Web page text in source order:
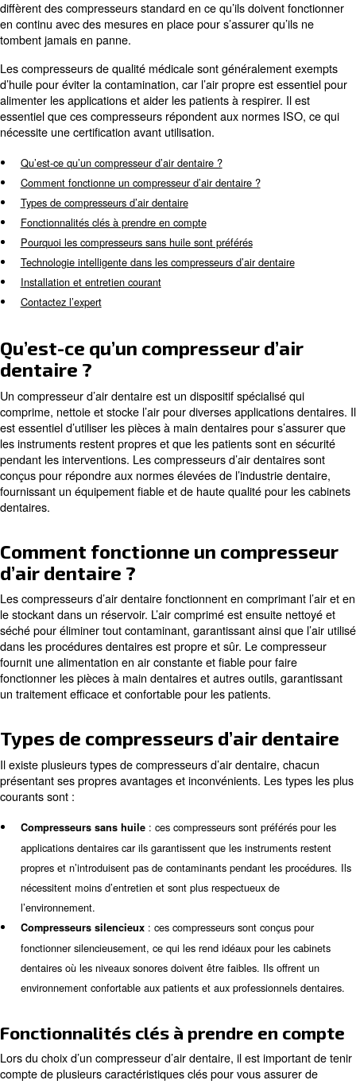
Accueil Blog
Ce Qu’il Faut Savoir Sur Les Compresseurs D’air Dentaire
Un compresseur d’air médical est un type de
utilisé dans les installations médicales et les usines pour
propre et non contaminé à divers systèmes. Ces
diffèrent des compresseurs standard en ce qu’ils
en continu avec des mesures en place pour s’assurer
tombent jamais en panne.
Les compresseurs de qualité médicale sont
d’huile pour éviter la contamination, car l’air propre est
alimenter les applications et aider les patients à
essentiel que ces compresseurs répondent aux normes
nécessite une certification avant utilisation.
Qu’est-ce qu’un compresseur d’air dentaire ?
Comment fonctionne un compresseur d’air dentaire ?
Types de compresseurs d’air dentaire
Fonctionnalités clés à prendre en compte
Pourquoi les compresseurs sans huile sont préférés
Technologie intelligente dans les compresseurs d’air
Installation et entretien courant
Qu’est-ce qu’un compresseur
dentaire ?
Un compresseur d’air dentaire est un dispositif
comprime, nettoie et stocke l’air pour diverses
est essentiel d’utiliser les pièces à main dentaires pour
les instruments restent propres et que les patients sont
conçus pour répondre aux normes élevées de
fournissant un équipement fiable et de haute qualité
dentaires.
Comment fonctionne un
d’air dentaire ?
Les compresseurs d’air dentaire fonctionnent en
le stockant dans un réservoir. L’air comprimé est
séché pour éliminer tout contaminant, garantissant ainsi
dans les procédures dentaires est propre et sûr. Le
fournit une alimentation en air constante et fiable pour
fonctionner les pièces à main dentaires et autres outils,
Types de compresseurs d’air